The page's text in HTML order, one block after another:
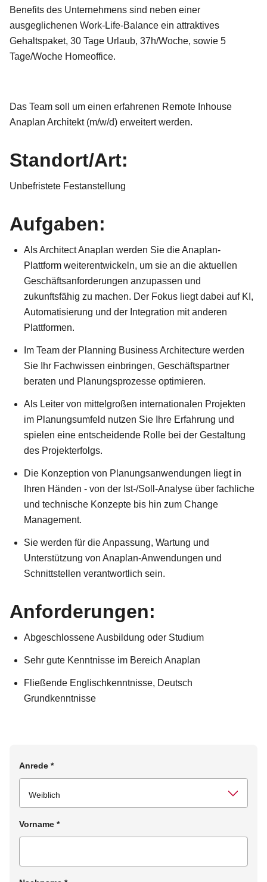
Benefits des Unternehmens sind neben einer
ausgeglichenen Work-Life-Balance ein attraktives
Gehaltspaket, 30 Tage Urlaub, 37h/Woche, sowie 5
Tage/Woche Homeoffice.
Das Team soll um einen erfahrenen Remote Inhouse
Anaplan Architekt (m/w/d) erweitert werden.
Standort/Art:
Unbefristete Festanstellung
Aufgaben:
Als Architect Anaplan werden Sie die Anaplan-
Plattform weiterentwickeln, um sie an die aktuellen
Geschäftsanforderungen anzupassen und
zukunftsfähig zu machen. Der Fokus liegt dabei auf KI,
Automatisierung und der Integration mit anderen
Plattformen.
Im Team der Planning Business Architecture werden
Sie Ihr Fachwissen einbringen, Geschäftspartner
beraten und Planungsprozesse optimieren.
Als Leiter von mittelgroßen internationalen Projekten
im Planungsumfeld nutzen Sie Ihre Erfahrung und
spielen eine entscheidende Rolle bei der Gestaltung
des Projekterfolgs.
Die Konzeption von Planungsanwendungen liegt in
Ihren Händen - von der Ist-/Soll-Analyse über fachliche
und technische Konzepte bis hin zum Change
Management.
Sie werden für die Anpassung, Wartung und
Unterstützung von Anaplan-Anwendungen und
Schnittstellen verantwortlich sein.
Anforderungen:
Abgeschlossene Ausbildung oder Studium
Sehr gute Kenntnisse im Bereich Anaplan
Fließende Englischkenntnisse, Deutsch
Grundkenntnisse
Anrede *
Vorname *